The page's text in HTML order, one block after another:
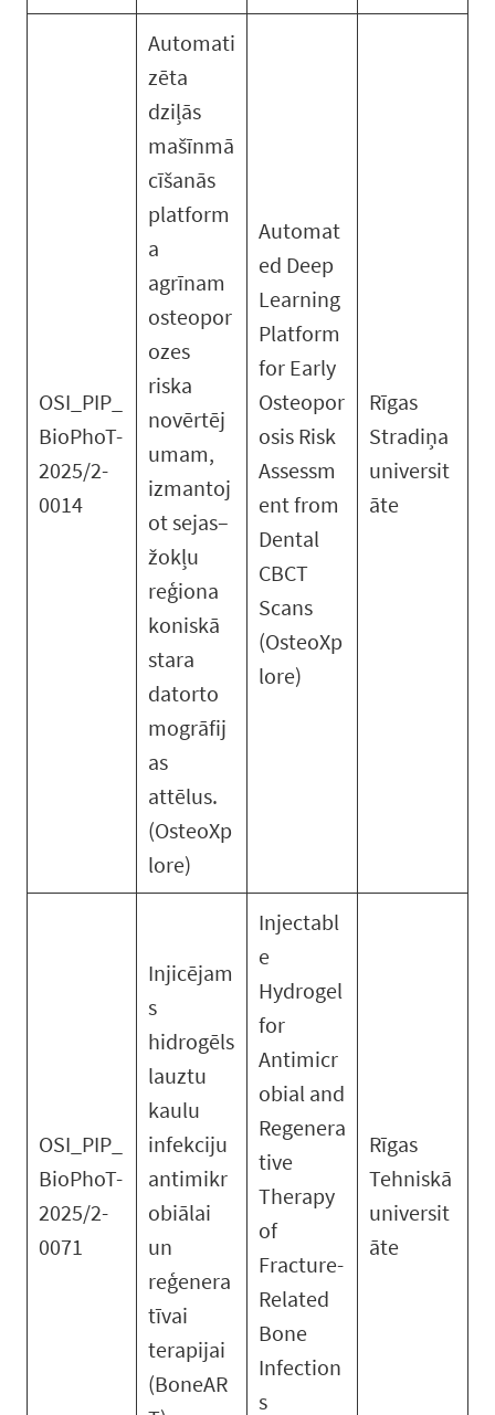
OSI_PIP_
BioPhoT-
2025/2-
0014
Automati
zēta
dziļās
mašīnmā
cīšanās
platform
a
agrīnam
osteopor
ozes
riska
novērtēj
umam,
izmantoj
ot sejas–
žokļu
reģiona
koniskā
stara
datorto
mogrāfij
as
attēlus.
(OsteoXp
lore)
Automat
ed Deep
Learning
Platform
for Early
Osteopor
osis Risk
Assessm
ent from
Dental
CBCT
Scans
(OsteoXp
lore)
Rīgas
Stradiņa
universit
āte
OSI_PIP_
BioPhoT-
2025/2-
0071
Injicējam
s
hidrogēls
lauztu
kaulu
infekciju
antimikr
obiālai
un
reģenera
tīvai
terapijai
(BoneAR
Injectabl
e
Hydrogel
for
Antimicr
obial and
Regenera
tive
Therapy
of
Fracture-
Related
Bone
Infection
s
Rīgas
Tehniskā
universit
āte